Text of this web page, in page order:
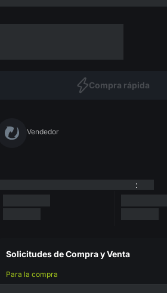
Compra rápida
Vendedor
:
Solicitudes de Compra y Venta
Para la compra